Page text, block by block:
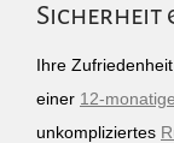
Sicherheit
Ihre
einer 12-
unkompliziertes